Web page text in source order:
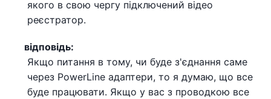
якого в свою чергу підключений відео
реєстратор.
відповідь:
Якщо питання в тому, чи буде з'єднання саме
через PowerLine адаптери, то я думаю, що все
буде працювати. Якщо у вас з проводкою все